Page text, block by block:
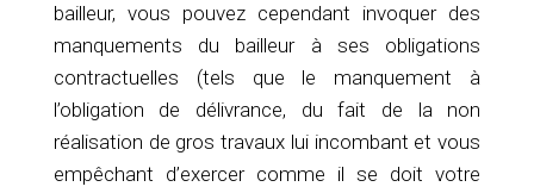
bailleur, vous pouvez cependant invoquer des
manquements du bailleur à ses obligations
contractuelles (tels que le manquement à
l’obligation de délivrance, du fait de la non
réalisation de gros travaux lui incombant et vous
empêchant d’exercer comme il se doit votre